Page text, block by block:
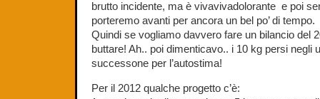
brutto incidente, ma è vivavivadolorante e poi
porteremo avanti per ancora un bel po’ di tempo.
Quindi se vogliamo davvero fare un bilancio del
buttare! Ah.. poi dimenticavo.. i 10 kg persi negli
successone per l’autostima!
Per il 2012 qualche progetto c’è: